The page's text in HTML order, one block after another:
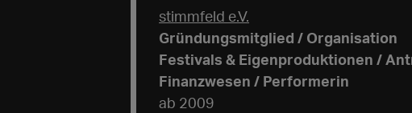
stimmfeld e.V.
Gründungsmitglied / Organisation
Festivals & Eigenproduktionen /
Finanzwesen / Performerin
ab 2009